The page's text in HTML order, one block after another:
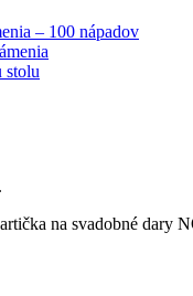
– 100 nápadov
stolu
na svadobné dary